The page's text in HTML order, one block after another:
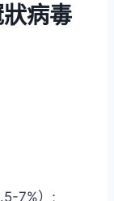
病毒
7%）;